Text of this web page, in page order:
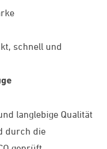
schnell und
langlebige Qualität
durch die